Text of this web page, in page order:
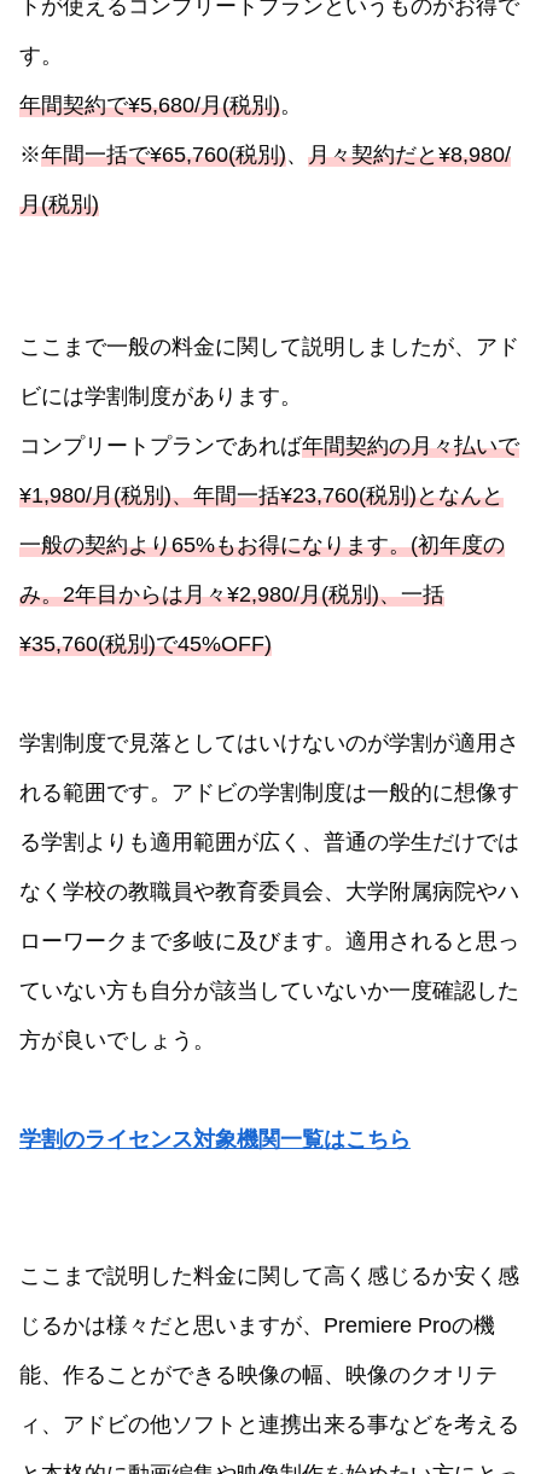
トが使えるコンプリートプランというものがお得で
す。
年間契約で¥5,680/月(税別)。
※年間一括で¥65,760(税別)、 月々契約だと¥8,980/
月(税別)
ここまで一般の料金に関して説明しましたが、アド
ビには学割制度があります。
コンプリートプランであれば年間契約の月々払いで
¥1,980/月(税別)、年間一括¥23,760(税別)となんと
一般の契約より65%もお得になります。(初年度の
み。2年目からは月々¥2,980/月(税別)、一括
¥35,760(税別)で45%OFF)
学割制度で見落としてはいけないのが学割が適用さ
れる範囲です。アドビの学割制度は一般的に想像す
る学割よりも適用範囲が広く、普通の学生だけでは
なく学校の教職員や教育委員会、大学附属病院やハ
ローワークまで多岐に及びます。適用されると思っ
ていない方も自分が該当していないか一度確認した
方が良いでしょう。
学割のライセンス対象機関一覧はこちら
ここまで説明した料金に関して高く感じるか安く感
じるかは様々だと思いますが、Premiere Proの機
能、作ることができる映像の幅、映像のクオリテ
ィ、アドビの他ソフトと連携出来る事などを考える